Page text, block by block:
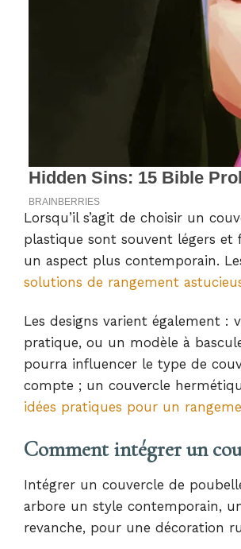
Lorsqu’il s’agit de choisir un
plastique sont souvent légers
un aspect plus contemporain.
solutions de rangement
Les designs varient également :
pratique, ou un modèle à
pourra influencer le type de
compte ; un couvercle
idées pratiques pour un
Comment intégrer un
Intégrer un couvercle de
arbore un style contemporain,
revanche, pour une décoration